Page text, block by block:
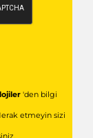
'den bilgi
etmeyin sizi